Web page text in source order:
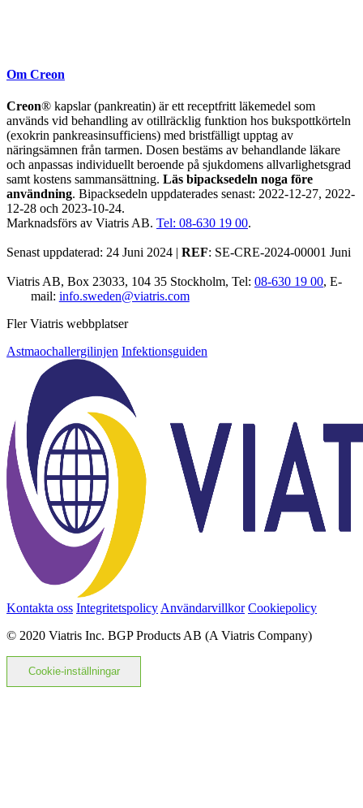
Om Creon
Creon® kapslar (pankreatin) är ett receptfritt läkemedel som
används vid behandling av otillräcklig funktion hos bukspottkörteln
(exokrin pankreasinsufficiens) med bristfälligt upptag av
näringsämnen från tarmen. Dosen bestäms av behandlande läkare
och anpassas individuellt beroende på sjukdomens allvarlighetsgrad
samt kostens sammansättning. Läs bipacksedeln noga före
användning. Bipacksedeln uppdaterades senast: 2022-12-27, 2022-
12-28 och 2023-10-24.
Marknadsförs av Viatris AB. Tel: 08-630 19 00.
Senast uppdaterad: 24 Juni 2024 | REF: SE-CRE-2024-00001 Juni
Viatris AB, Box 23033, 104 35 Stockholm, Tel: 08-630 19 00, E-
mail: info.sweden@viatris.com
Fler Viatris webbplatser
Astmaochallergilinjen Infektionsguiden
Kontakta oss Integritetspolicy Användarvillkor Cookiepolicy
© 2020 Viatris Inc. BGP Products AB (A Viatris Company)
Cookie-inställningar